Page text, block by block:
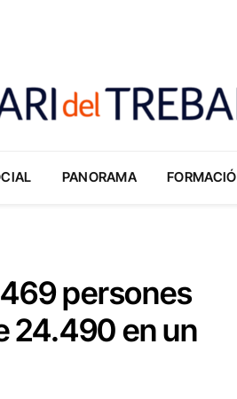
PANORAMA FORMACIÓ
persones
24.490 en un